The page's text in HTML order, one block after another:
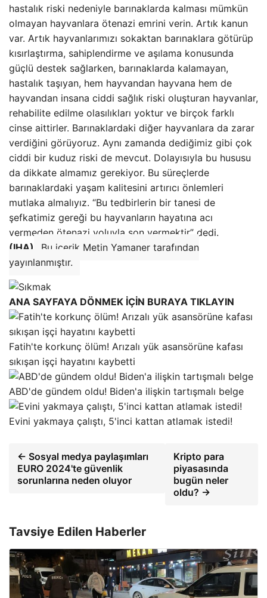
hastalık riski nedeniyle barınaklarda kalması mümkün
olmayan hayvanlara ötenazi emrini verin. Artık kanun
var. Artık hayvanlarımızı sokaktan barınaklara götürüp
kısırlaştırma, sahiplendirme ve aşılama konusunda
güçlü destek sağlarken, barınaklarda kalamayan,
hastalık taşıyan, hem hayvandan hayvana hem de
hayvandan insana ciddi sağlık riski oluşturan hayvanlar,
rehabilite edilme olasılıkları yoktur ve birçok farklı
cinse aittirler. Barınaklardaki diğer hayvanlara da zarar
verdiğini görüyoruz. Aynı zamanda dediğimiz gibi çok
ciddi bir kuduz riski de mevcut. Dolayısıyla bu hususu
da dikkate almamız gerekiyor. Bu süreçlerde
barınaklardaki yaşam kalitesini artırıcı önlemleri
mutlaka almalıyız. “Bu tedbirlerin bir tanesi de
şefkatimiz gereği bu hayvanların hayatına acı
vermeden ötenazi yoluyla son vermektir” dedi.
(IHA)
Bu içerik Metin Yamaner tarafından
yayınlanmıştır.
ANA SAYFAYA DÖNMEK İÇİN BURAYA TIKLAYIN
Fatih'te korkunç ölüm! Arızalı yük asansörüne kafası
sıkışan işçi hayatını kaybetti
ABD'de gündem oldu! Biden'a ilişkin tartışmalı belge
Evini yakmaya çalıştı, 5'inci kattan atlamak istedi!
← Sosyal medya paylaşımları
EURO 2024'te güvenlik
sorunlarına neden oluyor
Kripto para
piyasasında
bugün neler
oldu? →
Tavsiye Edilen Haberler